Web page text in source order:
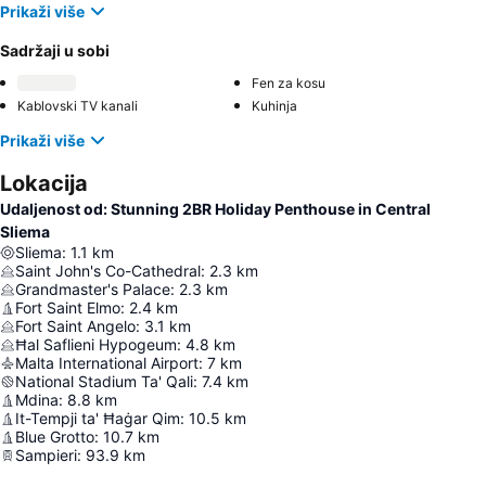
Prikaži više
Sadržaji u sobi
Fen za kosu
Kablovski TV kanali
Kuhinja
Prikaži više
Lokacija
Udaljenost od: Stunning 2BR Holiday Penthouse in Central
Sliema
Sliema: 1.1 km
Saint John's Co-Cathedral: 2.3 km
Grandmaster's Palace: 2.3 km
Fort Saint Elmo: 2.4 km
Fort Saint Angelo: 3.1 km
Ħal Saflieni Hypogeum: 4.8 km
Malta International Airport: 7 km
National Stadium Ta' Qali: 7.4 km
Mdina: 8.8 km
It-Tempji ta' Ħaġar Qim: 10.5 km
Blue Grotto: 10.7 km
Sampieri: 93.9 km